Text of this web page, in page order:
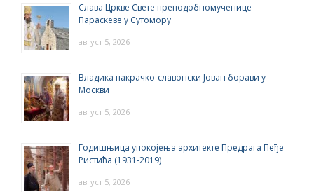
Слава Цркве Свете преподобномученице
Параскеве у Сутомору
август 5, 2026
Владика пакрачко-славонски Јован борави у
Москви
август 5, 2026
Годишњица упокојења архитекте Предрага Пеђе
Ристића (1931-2019)
август 5, 2026